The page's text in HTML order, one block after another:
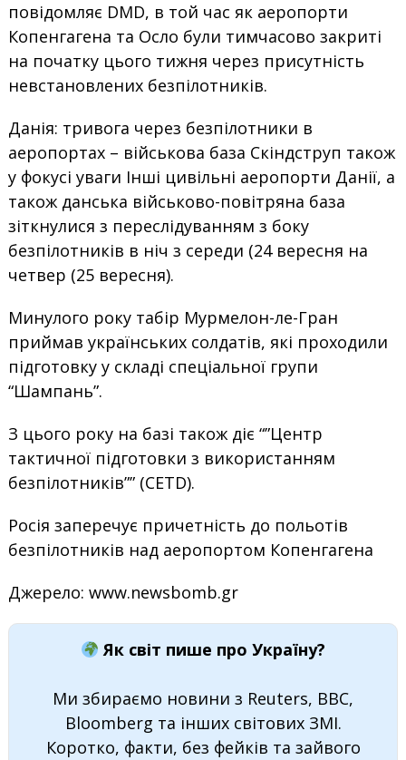
повідомляє DMD, в той час як аеропорти
Копенгагена та Осло були тимчасово закриті
на початку цього тижня через присутність
невстановлених безпілотників.
Данія: тривога через безпілотники в
аеропортах – військова база Скіндструп також
у фокусі уваги Інші цивільні аеропорти Данії, а
також данська військово-повітряна база
зіткнулися з переслідуванням з боку
безпілотників в ніч з середи (24 вересня на
четвер (25 вересня).
Минулого року табір Мурмелон-ле-Гран
приймав українських солдатів, які проходили
підготовку у складі спеціальної групи
“Шампань”.
З цього року на базі також діє “”Центр
тактичної підготовки з використанням
безпілотників”” (CETD).
Росія заперечує причетність до польотів
безпілотників над аеропортом Копенгагена
Джерело: www.newsbomb.gr
Як світ пише про Україну?
Ми збираємо новини з Reuters, BBC,
Bloomberg та інших світових ЗМІ.
Коротко, факти, без фейків та зайвого